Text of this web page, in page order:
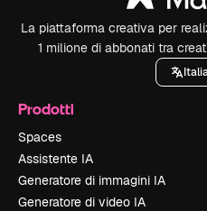
La piattaforma creativa per
1 milione di abbonati tra
Prodotti
Spaces
Assistente IA
Generatore di immagini IA
Generatore di video IA